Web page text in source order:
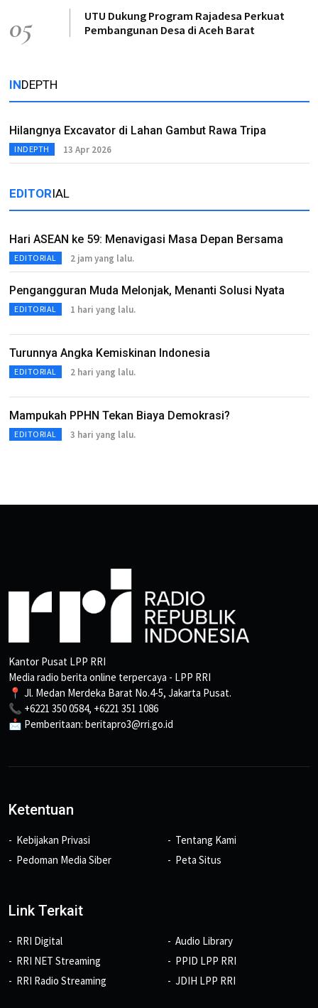
05
UTU Dukung Program Rajadesa Perkuat
Pembangunan Desa di Aceh Barat
INDEPTH
Hilangnya Excavator di Lahan Gambut Rawa Tripa
INDEPTH 13 Apr 2026
EDITORIAL
Hari ASEAN ke 59: Menavigasi Masa Depan Bersama
EDITORIAL 2 jam yang lalu.
Pengangguran Muda Melonjak, Menanti Solusi Nyata
EDITORIAL 1 hari yang lalu.
Turunnya Angka Kemiskinan Indonesia
EDITORIAL 2 hari yang lalu.
Mampukah PPHN Tekan Biaya Demokrasi?
EDITORIAL 3 hari yang lalu.
Kantor Pusat LPP RRI
Media radio berita online terpercaya - LPP RRI
📍 Jl. Medan Merdeka Barat No.4-5, Jakarta Pusat.
📞 +6221 350 0584, +6221 351 1086
📩 Pemberitaan: beritapro3@rri.go.id
Ketentuan
Kebijakan Privasi
Pedoman Media Siber
Tentang Kami
Peta Situs
Link Terkait
RRI Digital
RRI NET Streaming
RRI Radio Streaming
Audio Library
PPID LPP RRI
JDIH LPP RRI